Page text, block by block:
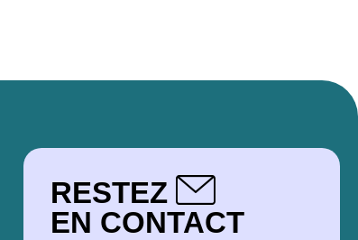
RESTEZ
EN CONTACT